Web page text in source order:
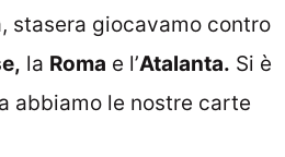
stasera giocavamo contro
la Roma e l’Atalanta. Si è
abbiamo le nostre carte